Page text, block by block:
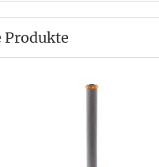
Produkte